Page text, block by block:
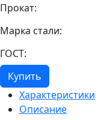
Прокат:
Марка стали:
ГОСТ:
Купить
Характеристики
Описание